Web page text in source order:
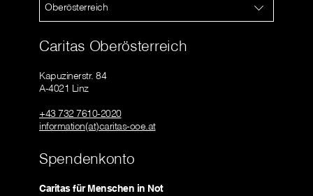
Oberösterreich
Caritas Oberösterreich
Kapuzinerstr. 84
A-4021 Linz
+43 732 7610-2020
information(at)caritas-ooe.at
Spendenkonto
Caritas für Menschen in Not